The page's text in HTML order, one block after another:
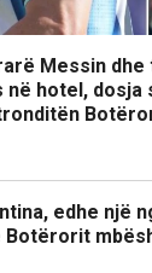
Messin dhe
në hotel,
edhe një